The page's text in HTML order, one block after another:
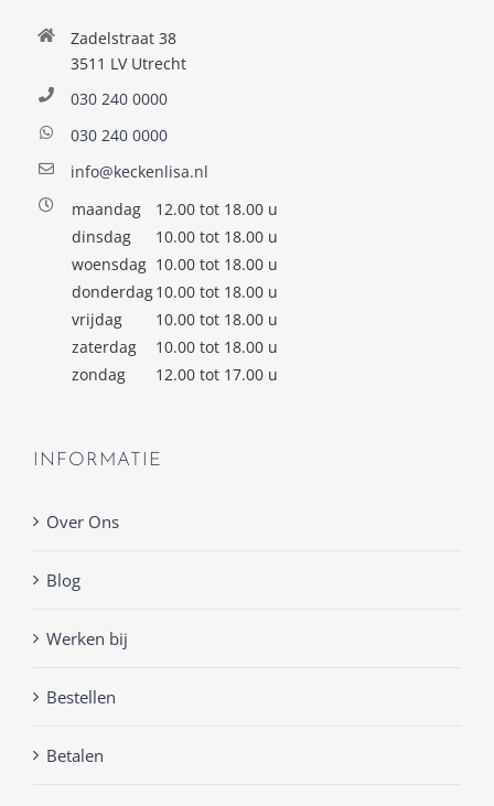
Zadelstraat 38
3511 LV Utrecht
030 240 0000
030 240 0000
info@keckenlisa.nl
maandag
12.00 tot 18.00 u
dinsdag
10.00 tot 18.00 u
woensdag 10.00 tot 18.00 u
donderdag10.00 tot 18.00 u
vrijdag
10.00 tot 18.00 u
zaterdag
10.00 tot 18.00 u
zondag
12.00 tot 17.00 u
INFORMATIE
Over Ons
Blog
Werken bij
Bestellen
Betalen